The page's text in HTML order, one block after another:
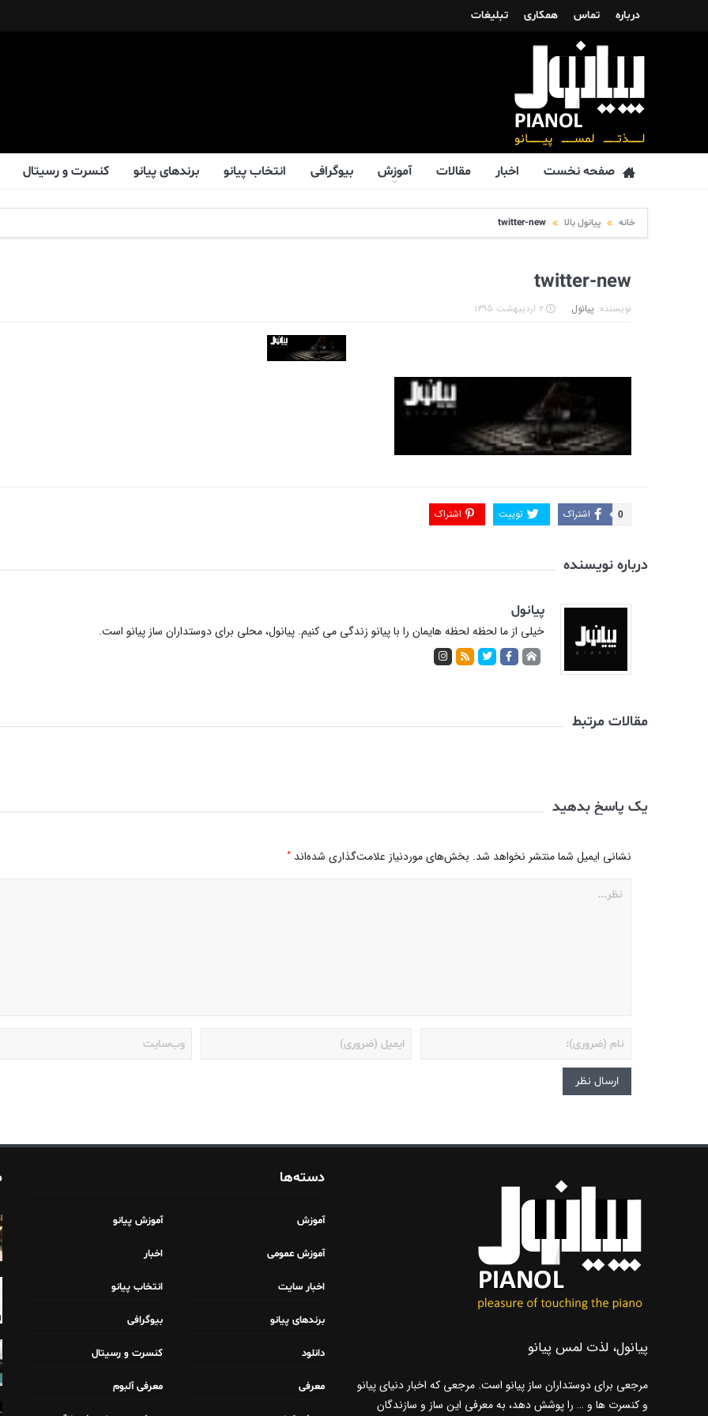
درباره تماس همکاری تبلیغات
صفحه نخست اخبار مقالات آموزش بیوگرافی انتخاب پیانو برندهای پیانو کنسرت و رسیتال
خانه پیانول بالا twitter-new
twitter-new
نویسنده: پیانول ۲ اردیبهشت ۱۳۹۵
اشتراک 0 توییت اشتراک
درباره نویسنده
پیانول
خیلی از ما لحظه لحظه هایمان را با پیانو زندگی می کنیم. پیانول، محلی برای دوستداران ساز پیانو است.
مقالات مرتبط
یک پاسخ بدهید
نشانی ایمیل شما منتشر نخواهد شد. بخش‌های موردنیاز علامت‌گذاری شده‌اند*
پیانول، لذت لمس پیانو
مرجعی برای دوستداران ساز پیانو است. مرجعی که اخبار دنیای پیانو
و کنسرت ها و … را پوشش دهد، به معرفی این ساز و سازندگان
دسته‌ها
آموزش آموزش پیانو
آموزش عمومی اخبار
اخبار سایت انتخاب پیانو
برندهای پیانو بیوگرافی
دانلود کنسرت و رسیتال
معرفی معرفی آلبوم